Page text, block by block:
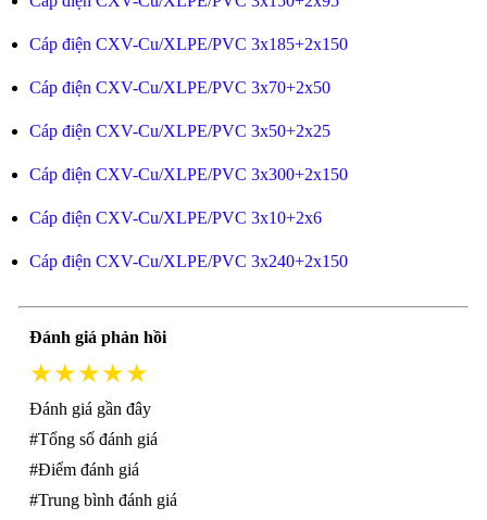
Cáp điện CXV-Cu/XLPE/PVC 3x185+2x150
Cáp điện CXV-Cu/XLPE/PVC 3x70+2x50
Cáp điện CXV-Cu/XLPE/PVC 3x50+2x25
Cáp điện CXV-Cu/XLPE/PVC 3x300+2x150
Cáp điện CXV-Cu/XLPE/PVC 3x10+2x6
Cáp điện CXV-Cu/XLPE/PVC 3x240+2x150
Đánh giá phản hồi
★★★★★
Đánh giá gần đây
#Tổng số đánh giá
#Điểm đánh giá
#Trung bình đánh giá